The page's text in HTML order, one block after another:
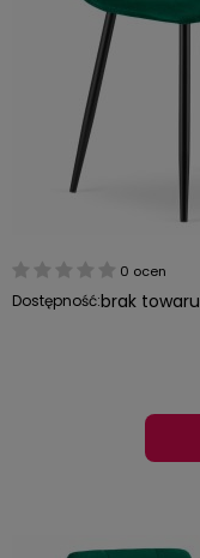
0 ocen
Dostępność:brak towaru